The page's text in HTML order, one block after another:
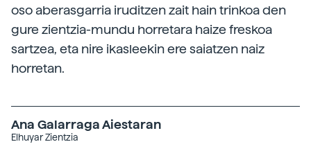
oso aberasgarria iruditzen zait hain trinkoa den
gure zientzia-mundu horretara haize freskoa
sartzea, eta nire ikasleekin ere saiatzen naiz
horretan.
Ana Galarraga Aiestaran
Elhuyar Zientzia